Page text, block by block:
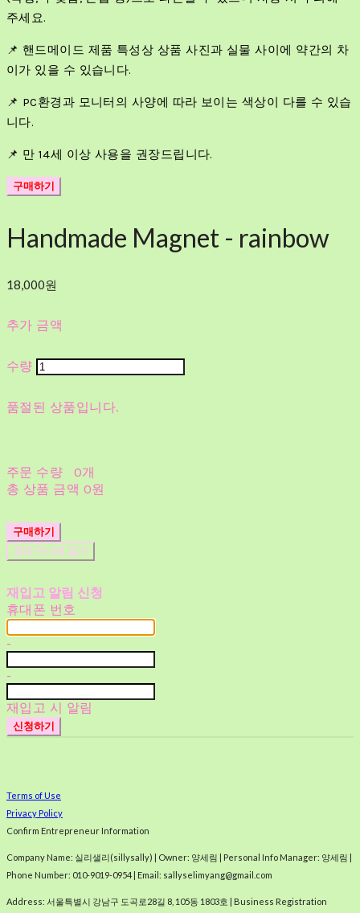
주세요.
📌 핸드메이드 제품 특성상 상품 사진과 실물 사이에 약간의 차
이가 있을 수 있습니다.
📌 PC환경과 모니터의 사양에 따라 보이는 색상이 다를 수 있습
니다.
📌 만 14세 이상 사용을 권장드립니다.
구매하기
Handmade Magnet - rainbow
18,000원
추가 금액
수량
품절된 상품입니다.
주문 수량
0개
총 상품 금액 0원
구매하기
장바구니에 담기
재입고 알림 신청
휴대폰 번호
-
-
재입고 시 알림
신청하기
Terms of Use
Privacy Policy
Confirm Entrepreneur Information
Company Name: 실리샐리(sillysally) | Owner: 양세림 | Personal Info Manager: 양세림 |
Phone Number: 010-9019-0954 | Email: sallyselimyang@gmail.com
Address: 서울특별시 강남구 도곡로28길 8, 105동 1803호 | Business Registration